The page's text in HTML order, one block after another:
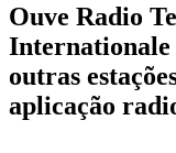
Ouve Radio
outras
aplicação